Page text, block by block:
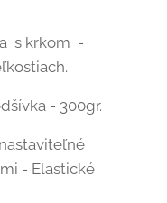
s krkom -
- 300gr.
- Elastické